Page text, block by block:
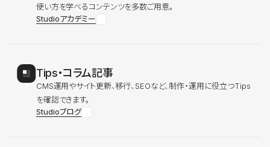
使い方を学べるコンテンツを多数ご用意。
Studioアカデミー
Tips・コラム記事
CMS運用やサイト更新、移行、SEOなど、制作・運用に役立つTips
を確認できます。
Studioブログ